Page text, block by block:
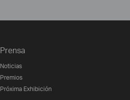
Prensa
Noticias
Premios
Próxima Exhibición